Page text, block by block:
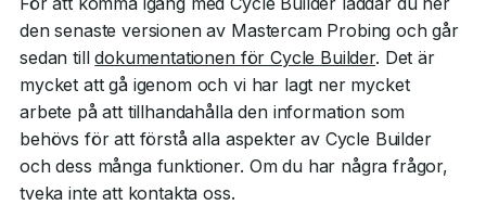
den senaste versionen av Mastercam Probing och går
sedan tilldokumentationen för Cycle Builder. Det är
mycket att gå igenom och vi har lagt ner mycket
arbete på att tillhandahålla den information som
behövs för att förstå alla aspekter av Cycle Builder
och dess många funktioner. Om du har några frågor,
tveka inte att kontakta oss.